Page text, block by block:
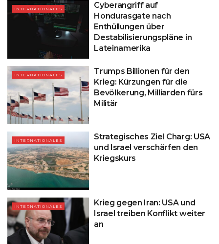
INTERNATIONALES
Cyberangriff auf
Hondurasgate nach
Enthüllungen über
Destabilisierungspläne in
Lateinamerika
INTERNATIONALES
Trumps Billionen für den
Krieg: Kürzungen für die
Bevölkerung, Milliarden fürs
Militär
INTERNATIONALES
Strategisches Ziel Charg: USA
und Israel verschärfen den
Kriegskurs
INTERNATIONALES
Krieg gegen Iran: USA und
Israel treiben Konflikt weiter
an